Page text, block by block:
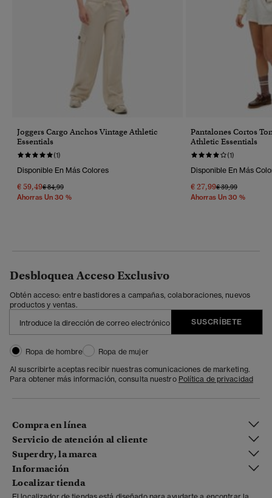
Joggers Cargo Anchos Vintage Athletic
Essentials
(1)
Disponible En Más Colores
€ 59,49Precio Rebajado De
€ 84,99A
Ahorras Un 30 %
Pantalones Cortos
Athletic Essentials
(1)
Disponible En Más
€ 27,99Precio Rebajado
€ 39,99A
Ahorras Un 30 %
Desbloquea Acceso Exclusivo
Obtén acceso: entre bastidores a campañas, colaboraciones, nuevos
productos y ventas.
SUSCRÍBETE
Ropa de hombre
Ropa de mujer
Al suscribirte aceptas recibir nuestras comunicaciones de marketing.
Para obtener más información, consulta nuestro Política de privacidad
Compra en línea
Servicio de atención al cliente
Superdry, la marca
Información
Localizar tienda